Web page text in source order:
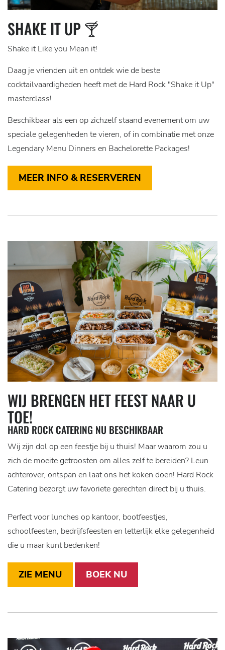
SHAKE IT UP 🍸
Shake it Like you Mean it!
Daag je vrienden uit en ontdek wie de beste
cocktailvaardigheden heeft met de Hard Rock "Shake it Up"
masterclass!
Beschikbaar als een op zichzelf staand evenement om uw
speciale gelegenheden te vieren, of in combinatie met onze
Legendary Menu Dinners en Bachelorette Packages!
MEER INFO & RESERVEREN
WIJ BRENGEN HET FEEST NAAR U
TOE!
HARD ROCK CATERING NU BESCHIKBAAR
Wij zijn dol op een feestje bij u thuis! Maar waarom zou u
zich de moeite getroosten om alles zelf te bereiden? Leun
achterover, ontspan en laat ons het koken doen! Hard Rock
Catering bezorgt uw favoriete gerechten direct bij u thuis.
Perfect voor lunches op kantoor, bootfeestjes,
schoolfeesten, bedrijfsfeesten en letterlijk elke gelegenheid
die u maar kunt bedenken!
ZIE MENU BOEK NU